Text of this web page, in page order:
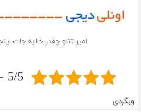
امیر تتلو چقدر خالیه جات
5/5 - (1 امتیاز)
وبگردی